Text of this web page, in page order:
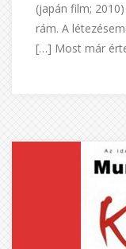
(japán film;
rám. A
[…] Most már